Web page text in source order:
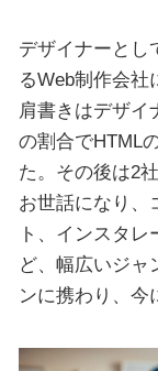
デザイナーとし
るWeb制作会社
肩書きはデザイ
の割合でHTML
た。その後は2
お世話になり、
ト、インスタ
ど、幅広いジャ
ンに携わり、今